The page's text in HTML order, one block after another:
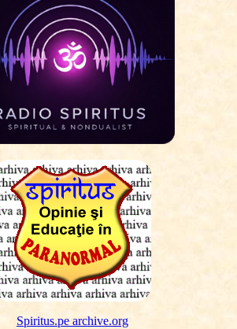
Spiritus.pe archive.org